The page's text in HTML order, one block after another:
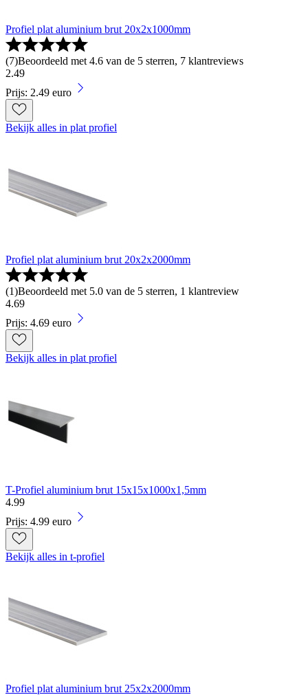
Profiel plat aluminium brut 20x2x1000mm
(7)Beoordeeld met 4.6 van de 5 sterren, 7 klantreviews
2.49
Prijs: 2.49 euro
Bekijk alles in plat profiel
Profiel plat aluminium brut 20x2x2000mm
(1)Beoordeeld met 5.0 van de 5 sterren, 1 klantreview
4.69
Prijs: 4.69 euro
Bekijk alles in plat profiel
T-Profiel aluminium brut 15x15x1000x1,5mm
4.99
Prijs: 4.99 euro
Bekijk alles in t-profiel
Profiel plat aluminium brut 25x2x2000mm